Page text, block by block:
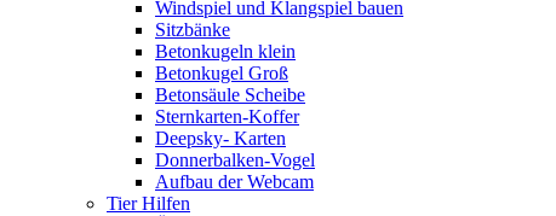
Windspiel und Klangspiel bauen
Sitzbänke
Betonkugeln klein
Betonkugel Groß
Betonsäule Scheibe
Sternkarten-Koffer
Deepsky- Karten
Donnerbalken-Vogel
Aufbau der Webcam
Tier Hilfen